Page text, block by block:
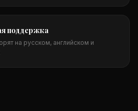
поддержка
на русском, английском и